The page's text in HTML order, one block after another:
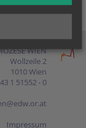
WIEN
Wollzeile 2
1010 Wien
1 51552 - 0
Impressum